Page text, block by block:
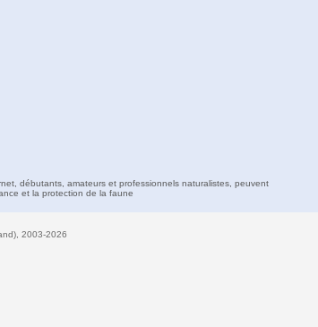
débutants, amateurs et professionnels naturalistes, peuvent
et la protection de la faune
2003-2026